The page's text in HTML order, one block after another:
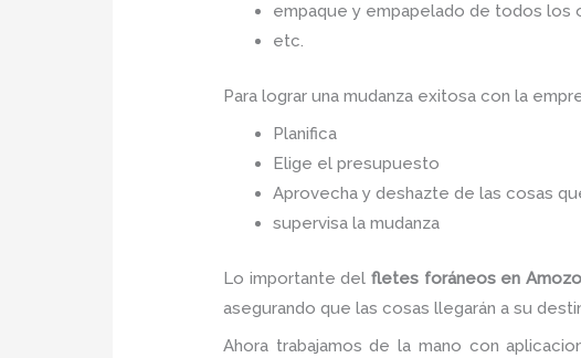
empaque y empapelado de todos los
etc.
Para lograr una mudanza exitosa con la
Planifica
Elige el presupuesto
Aprovecha y deshazte de las cosas
supervisa la mudanza
Lo importante del fletes foráneosen
asegurando que las cosas llegarán a su
Ahora trabajamos de la mano con